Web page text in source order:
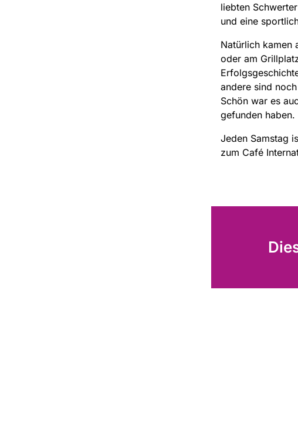
liebten
und eine
Natürlich kamen
oder am
andere sind
Schön war es
gefunden haben.
Jeden Samstag
zum Café